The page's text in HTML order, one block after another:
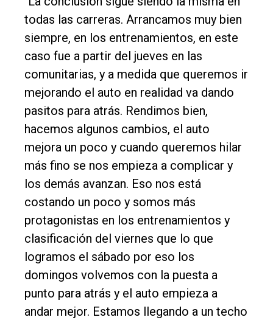
todas las carreras. Arrancamos muy bien
siempre, en los entrenamientos, en este
caso fue a partir del jueves en las
comunitarias, y a medida que queremos ir
mejorando el auto en realidad va dando
pasitos para atrás. Rendimos bien,
hacemos algunos cambios, el auto
mejora un poco y cuando queremos hilar
más fino se nos empieza a complicar y
los demás avanzan. Eso nos está
costando un poco y somos más
protagonistas en los entrenamientos y
clasificación del viernes que lo que
logramos el sábado por eso los
domingos volvemos con la puesta a
punto para atrás y el auto empieza a
andar mejor. Estamos llegando a un techo